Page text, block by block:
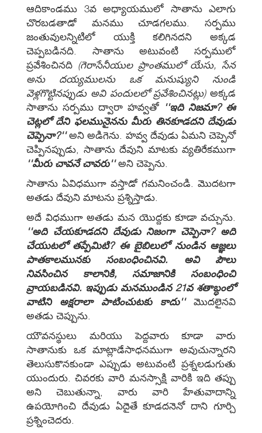
ఆదికాండము 3వ అధ్యాయములో సాతాను ఎలాగు
చొరబడతాడో మనము చూడగలము. సర్పము
జంతువులన్నిటిలో యుక్తి కలిగినదని అక్కడ
చెప్పబడినది. సాతాను అటువంటి సర్పములో
ప్రవేశించినది (గెరాసేనీయుల ప్రాంతములో యేసు, సేన
అను దయ్యములను ఒక మనుష్యుని నుండి
వెళ్లగొట్టినప్పుడు అవి పందులలో ప్రవేశించినట్లు)అక్కడ
సాతాను సర్పము ద్వారా హవ్వతో ''ఇది నిజమా? ఈ
చెట్లలో దేని ఫలమునైనను మీరు తినకూడదని దేవుడు
చెప్పెనా?''అని అడిగెను. హవ్వ దేవుడు ఏమని చెప్పెనో
చెప్పినప్పుడు, సాతాను దేవుని మాటకు వ్యతిరేకముగా
''మీరు చావనే చావరు''అని చెప్పెను.
సాతాను ఏవిధముగా వస్తాడో గమనించండి. మొదటగా
అతడు దేవుని మాటను ప్రశ్నిస్తాడు.
అదే విధముగా అతడు మన యొద్దకు కూడా వచ్చును.
''అది చేయకూడదని దేవుడు నిజంగా చెప్పెనా? అది
చేయుటలో తప్పేమిటి? ఈ బైబిలులో నుండిన ఆజ్ఞలు
పాతకాలమునకు సంబంధించినవి. అవి పౌలు
నివసించిన కాలానికి, సమాజానికి సంబంధించి
వ్రాయబడినవి. ఇప్పుడు మనముండిన 21వ శతాబ్ధంలో
వాటిని అక్షరాలా పాటించుటకు కాదు''మొదలైనవి
అతడు చెప్పును.
యౌవనస్థులు మరియు పెద్దవారు కూడా వారు
సాతానుకు ఒక మాట్లాడేసాధనముగా అవుచున్నారని
తెలుసుకొనకుండా ఎప్పుడు అటువంటి ప్రశ్నలడుగుతు
యుందురు. చివరకు వారి మనస్సాక్షి వారికి ఇది తప్పు
అని చెబుతున్నా, వారు వారి హేతువాదాన్ని
ఉపయోగించి దేవుడు ఏదైతే కూడదనెనో దాని గూర్చి
ప్రశ్నించెదరు.